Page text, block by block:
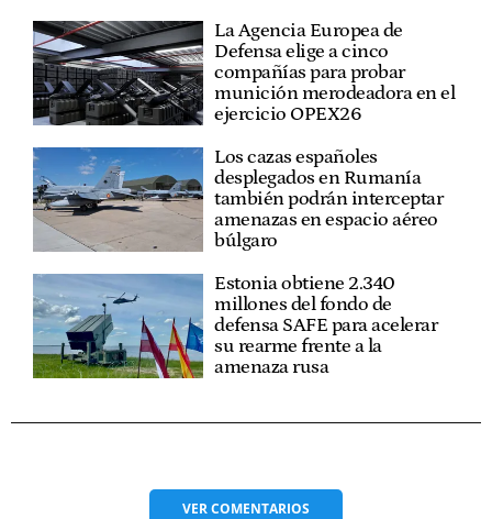
La Agencia Europea de
Defensa elige a cinco
compañías para probar
munición merodeadora en el
ejercicio OPEX26
Los cazas españoles
desplegados en Rumanía
también podrán interceptar
amenazas en espacio aéreo
búlgaro
Estonia obtiene 2.340
millones del fondo de
defensa SAFE para acelerar
su rearme frente a la
amenaza rusa
VERCOMENTARIOS